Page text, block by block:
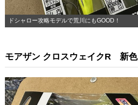
ドシャロー攻略モデルで荒川にもGOOD！
モアザン クロスウェイクR 新色